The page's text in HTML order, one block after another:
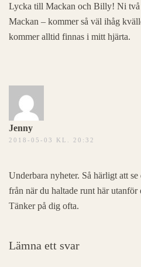
Lycka till Mackan och Billy! Ni två
Mackan – kommer så väl ihåg
kommer alltid finnas i mitt hjärta.
Jenny
2018-05-03 KL. 20:32
Underbara nyheter. Så härligt att
från när du haltade runt här
Tänker på dig ofta.
Lämna ett svar